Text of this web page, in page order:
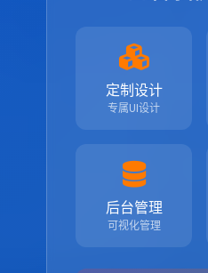
定制设计
专属UI设计
后台管理
可视化管理